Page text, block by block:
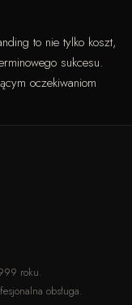
to nie tylko koszt,
sukcesu.
oczekiwaniom
roku.
obsługa.